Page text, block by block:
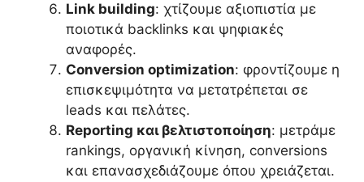
Link building: χτίζουμε αξιοπιστία με
ποιοτικά backlinks και ψηφιακές
αναφορές.
Conversion optimization: φροντίζουμε η
επισκεψιμότητα να μετατρέπεται σε
leads και πελάτες.
Reporting και βελτιστοποίηση: μετράμε
rankings, οργανική κίνηση, conversions
και επανασχεδιάζουμε όπου χρειάζεται.